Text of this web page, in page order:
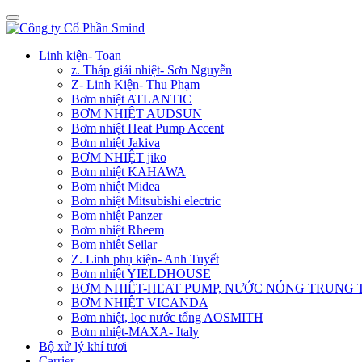
Linh kiện- Toan
z. Tháp giải nhiệt- Sơn Nguyễn
Z- Linh Kiện- Thu Phạm
Bơm nhiệt ATLANTIC
BƠM NHIỆT AUDSUN
Bơm nhiệt Heat Pump Accent
Bơm nhiệt Jakiva
BƠM NHIỆT jiko
Bơm nhiệt KAHAWA
Bơm nhiệt Midea
Bơm nhiệt Mitsubishi electric
Bơm nhiệt Panzer
Bơm nhiệt Rheem
Bơm nhiêt Seilar
Z. Linh phụ kiện- Anh Tuyết
Bơm nhiệt YIELDHOUSE
BƠM NHIÊT-HEAT PUMP, NƯỚC NÓNG TRUNG
BƠM NHIỆT VICANDA
Bơm nhiệt, lọc nước tổng AOSMITH
Bơm nhiệt-MAXA- Italy
Bộ xử lý khí tươi